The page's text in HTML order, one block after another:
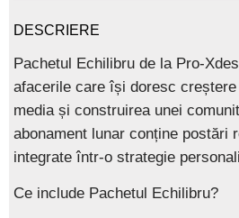
DESCRIERE
Pachetul Echilibru de la Pro-
afacerile care își doresc
mediași construirea unei
abonament lunar conține postări
integrate într-o strategie
Ce include Pachetul Echilibru?